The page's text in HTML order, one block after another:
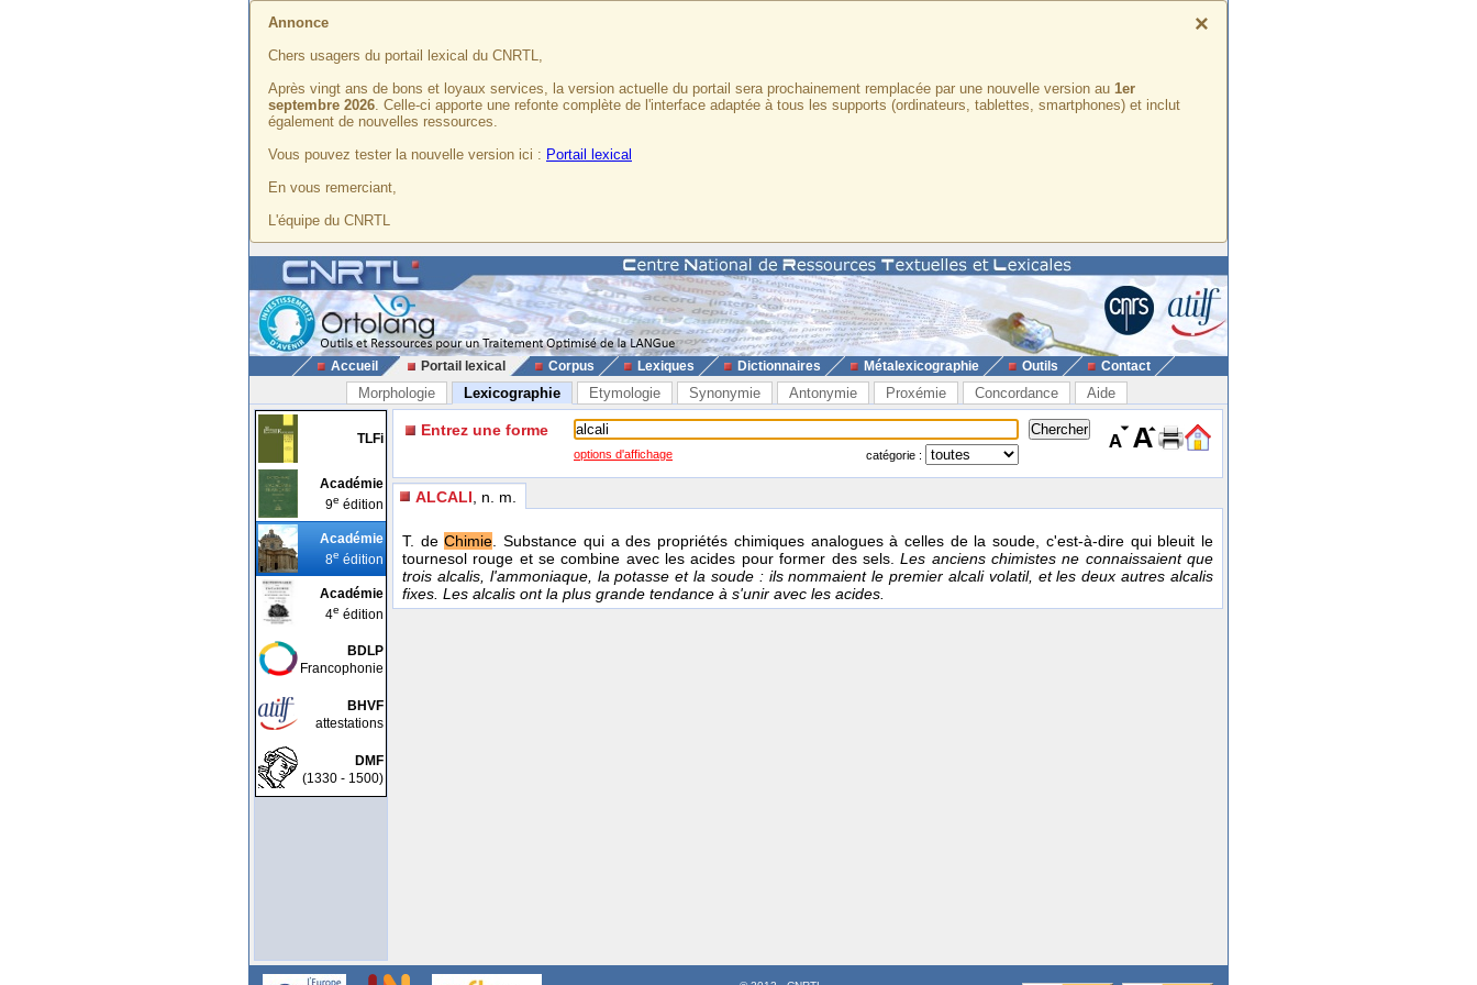
×
Annonce
Chers usagers du portail lexical du CNRTL,
Après vingt ans de bons et loyaux services, la version actuelle du portail sera prochainement remplacée par une nouvelle version au 1er
septembre 2026. Celle-ci apporte une refonte complète de l'interface adaptée à tous les supports (ordinateurs, tablettes, smartphones) et inclut
également de nouvelles ressources.
Vous pouvez tester la nouvelle version ici : Portail lexical
En vous remerciant,
L'équipe du CNRTL
Accueil Portail lexical Corpus Lexiques Dictionnaires Métalexicographie Outils Contact
Morphologie Lexicographie Etymologie Synonymie Antonymie Proxémie Concordance Aide
TLFi
Académie
9e édition
Académie
8e édition
Académie
4e édition
BDLP
Francophonie
BHVF
attestations
DMF
(1330 - 1500)
Entrez une forme
options d'affichage catégorie :
ALCALI , n. m.
T. deChimie. Substance qui a des propriétés chimiques analogues à celles de la soude, c'est-à-dire qui bleuit le
tournesol rouge et se combine avec les acides pour former des sels.Les anciens chimistes ne connaissaient que
trois alcalis, l'ammoniaque, la potasse et la soude : ils nommaient le premier alcali volatil, et les deux autres alcalis
fixes. Les alcalis ont la plus grande tendance à s'unir avec les acides.